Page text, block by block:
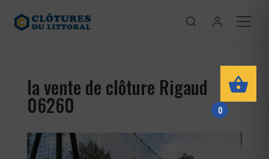
la vente de clôture Rigaud
06260 0